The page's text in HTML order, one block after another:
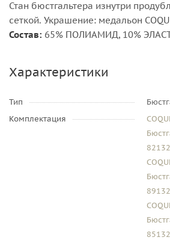
Стан бюстгальтера изнутри
сеткой. Украшение: медальон
Состав: 65% ПОЛИАМИД, 10%
Характеристики
Тип
Комплектация